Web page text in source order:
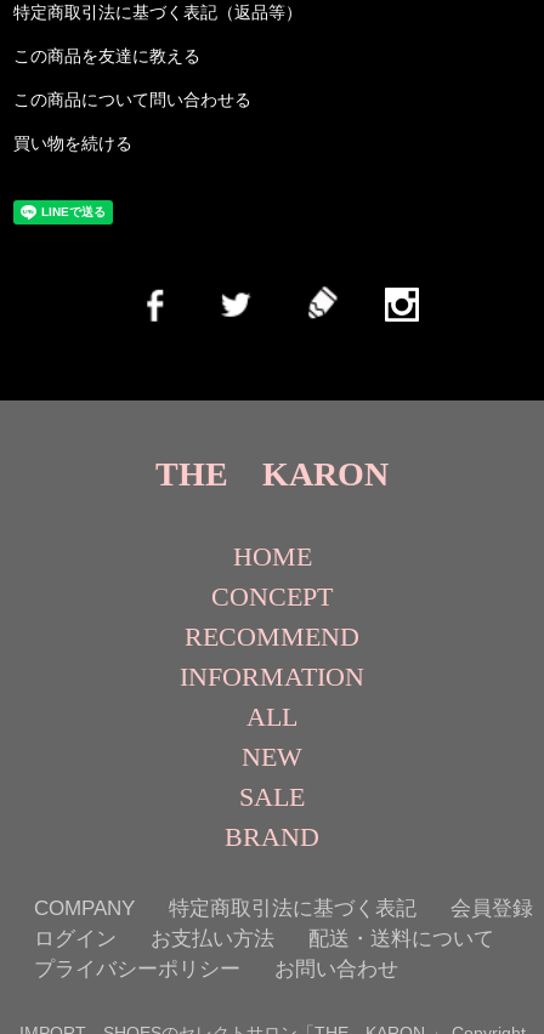
特定商取引法に基づく表記（返品等）
この商品を友達に教える
この商品について問い合わせる
買い物を続ける
THE KARON
HOME
CONCEPT
RECOMMEND
INFORMATION
ALL
NEW
SALE
BRAND
COMPANY 特定商取引法に基づく表記
会員登録
ログイン
お支払い方法
配送・送料について
プライバシーポリシー
お問い合わせ